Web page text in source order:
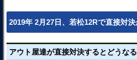
2019年 2月27日、若松12Rで直接対
アウト屋達が直接対決するとどうなる